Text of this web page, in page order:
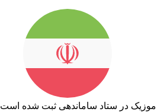
موزیک در ستاد ساماندهی ثبت شده است